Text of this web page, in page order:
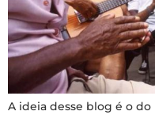
A ideia desse blog é o